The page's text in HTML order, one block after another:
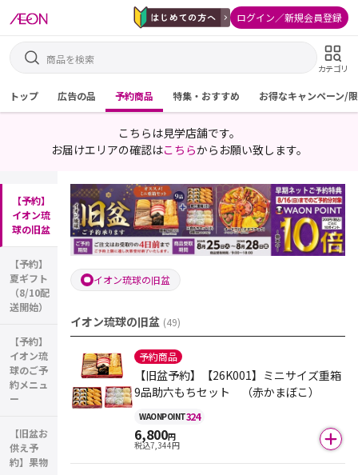
ログイン／新規会員登録
カテゴリ
トップ 広告の品 予約商品 特集・おすすめ お得なキャンペーン/
こちらは見学店舗です。
お届けエリアの確認はこちらからお願い致します。
【予約】
イオン琉
球の旧盆
【予約】
夏ギフト
（8/10配
送開始）
【予約】
イオン琉
球のご予
約メニュ
ー
【旧盆お
供え予
約】果物
イオン琉球の旧盆
イオン琉球の旧盆 (49)
予約商品
【旧盆予約】【26K001】ミニサイズ重箱
9品助六もちセット （赤かまぼこ）
WAONPOINT324
6,800円
税込7,344円